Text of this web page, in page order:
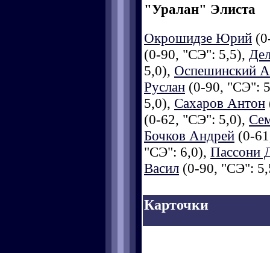
"Уралан" Элиста
Окрошидзе Юрий
(0-90, "СЭ": 5,5),
5,0), Оспешинский
Руслан (0-90, "СЭ":
5,0), Сахаров Антон
(0-62, "СЭ": 5,0),
Бочков Андрей (0-
"СЭ": 6,0), Пассони
Васил (0-90, "СЭ":
Карточки